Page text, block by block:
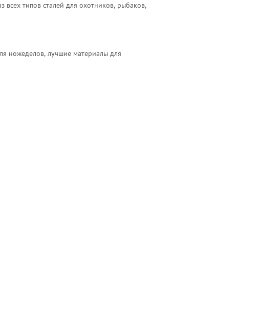
всех типов сталей для охотников, рыбаков,
ножеделов, лучшие материалы для